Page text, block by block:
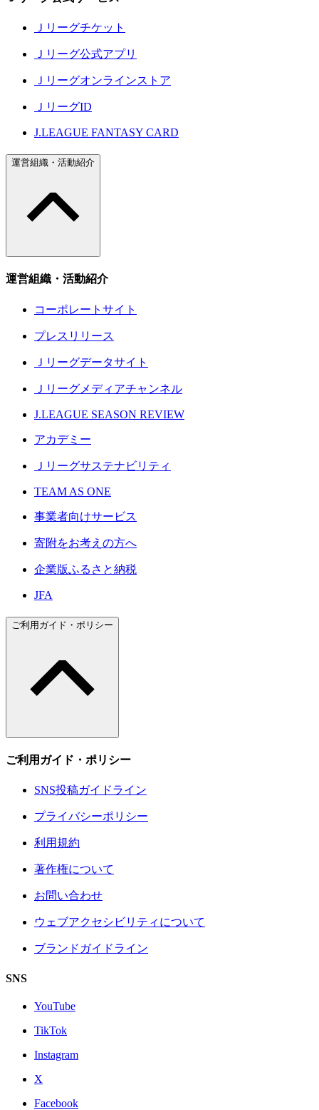
Ｊリーグチケット
Ｊリーグ公式アプリ
Ｊリーグオンラインストア
ＪリーグID
J.LEAGUE FANTASY CARD
運営組織・活動紹介
運営組織・活動紹介
コーポレートサイト
プレスリリース
Ｊリーグデータサイト
Ｊリーグメディアチャンネル
J.LEAGUE SEASON REVIEW
アカデミー
Ｊリーグサステナビリティ
TEAM AS ONE
事業者向けサービス
寄附をお考えの方へ
企業版ふるさと納税
JFA
ご利用ガイド・ポリシー
ご利用ガイド・ポリシー
SNS投稿ガイドライン
プライバシーポリシー
利用規約
著作権について
お問い合わせ
ウェブアクセシビリティについて
ブランドガイドライン
SNS
YouTube
TikTok
Instagram
X
Facebook